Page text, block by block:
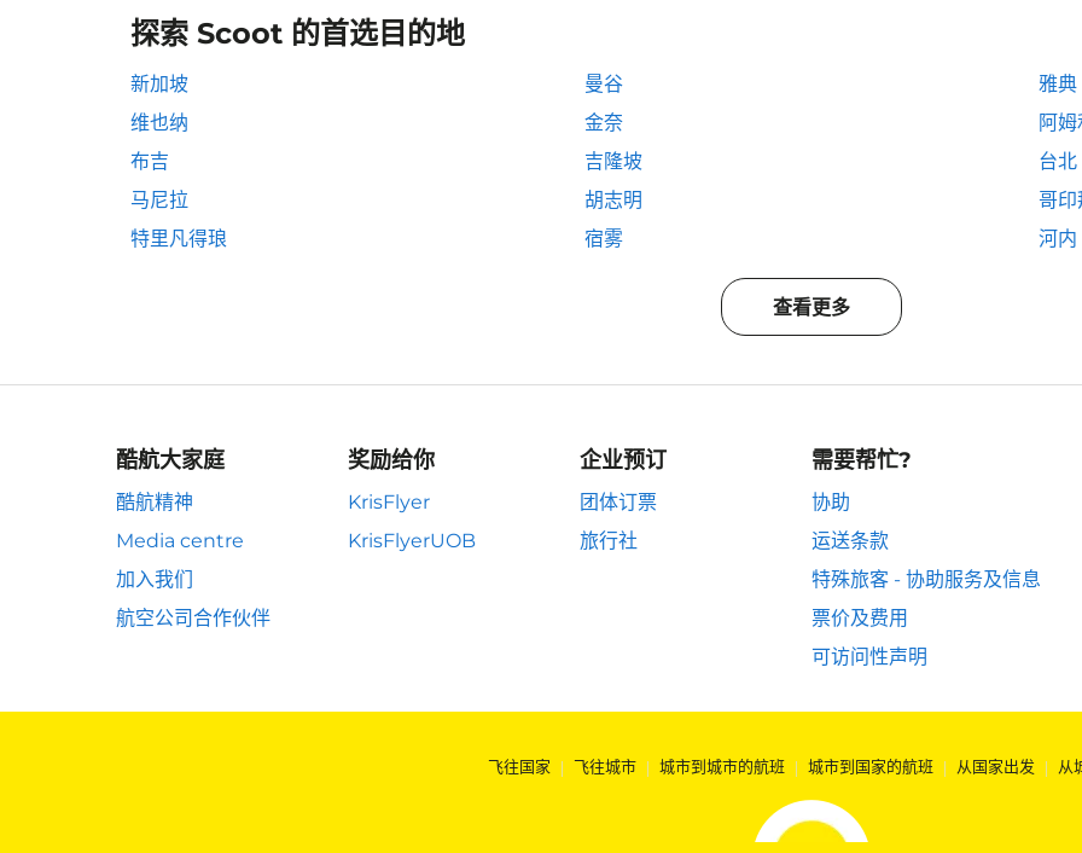
探索 Scoot 的首选目的地
新加坡 曼谷
雅典
维也纳
金奈
阿
布吉
吉隆坡
台北
马尼拉
胡志明
哥印
特里凡得琅
宿雾 河内
查看更多
酷航大家庭
酷航精神
Media centre
加入我们
航空公司合作伙伴
奖励给你
KrisFlyer
KrisFlyerUOB
企业预订
团体订票
旅行社
需要帮忙?
协助
运送条款
特殊旅客 - 协助服务及信息
票价及费用
可访问性声明
飞往国家 | 飞往城市 | 城市到城市的航班 | 城市到国家的航班 | 从国家出发 | 从